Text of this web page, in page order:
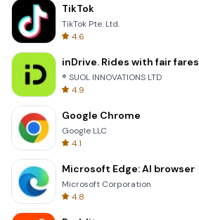
TikTok
TikTok Pte. Ltd.
4.6
inDrive. Rides with fair fares
® SUOL INNOVATIONS LTD
4.9
Google Chrome
Google LLC
4.1
Microsoft Edge: AI browser
Microsoft Corporation
4.8